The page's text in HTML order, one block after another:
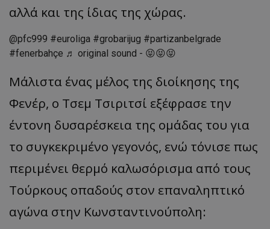
αλλά και της ίδιας της χώρας.
@pfc999 #euroliga #grobarijug #partizanbelgrade
#fenerbahçe ♬ original sound - 😝😝😝
Μάλιστα ένας μέλος της διοίκησης της
Φενέρ, ο Τσεμ Τσιριτσί εξέφρασε την
έντονη δυσαρέσκεια της ομάδας του για
το συγκεκριμένο γεγονός, ενώ τόνισε πως
περιμένει θερμό καλωσόρισμα από τους
Τούρκους οπαδούς στον επαναληπτικό
αγώνα στην Κωνσταντινούπολη: